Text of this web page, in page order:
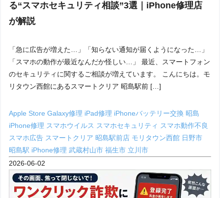
る“スマホセキュリティ相談”3選｜iPhone修理店
が解説
「急に広告が増えた…」「知らない通知が届くようになった…」
「スマホの動作が最近なんだか怪しい…」 最近、スマートフォン
のセキュリティに関するご相談が増えています。 こんにちは。モ
リタウン西館にあるスマートクリア 昭島駅前 […]
Apple StoreGalaxy修理 iPad修理 iPhoneバッテリー交換 昭島
iPhone修理 スマホウイルス スマホセキュリティ スマホ動作不良
スマホ広告 スマートクリア 昭島駅前店 モリタウン西館 日野市
昭島駅 iPhone修理武蔵村山市福生市 立川市
2026-06-02